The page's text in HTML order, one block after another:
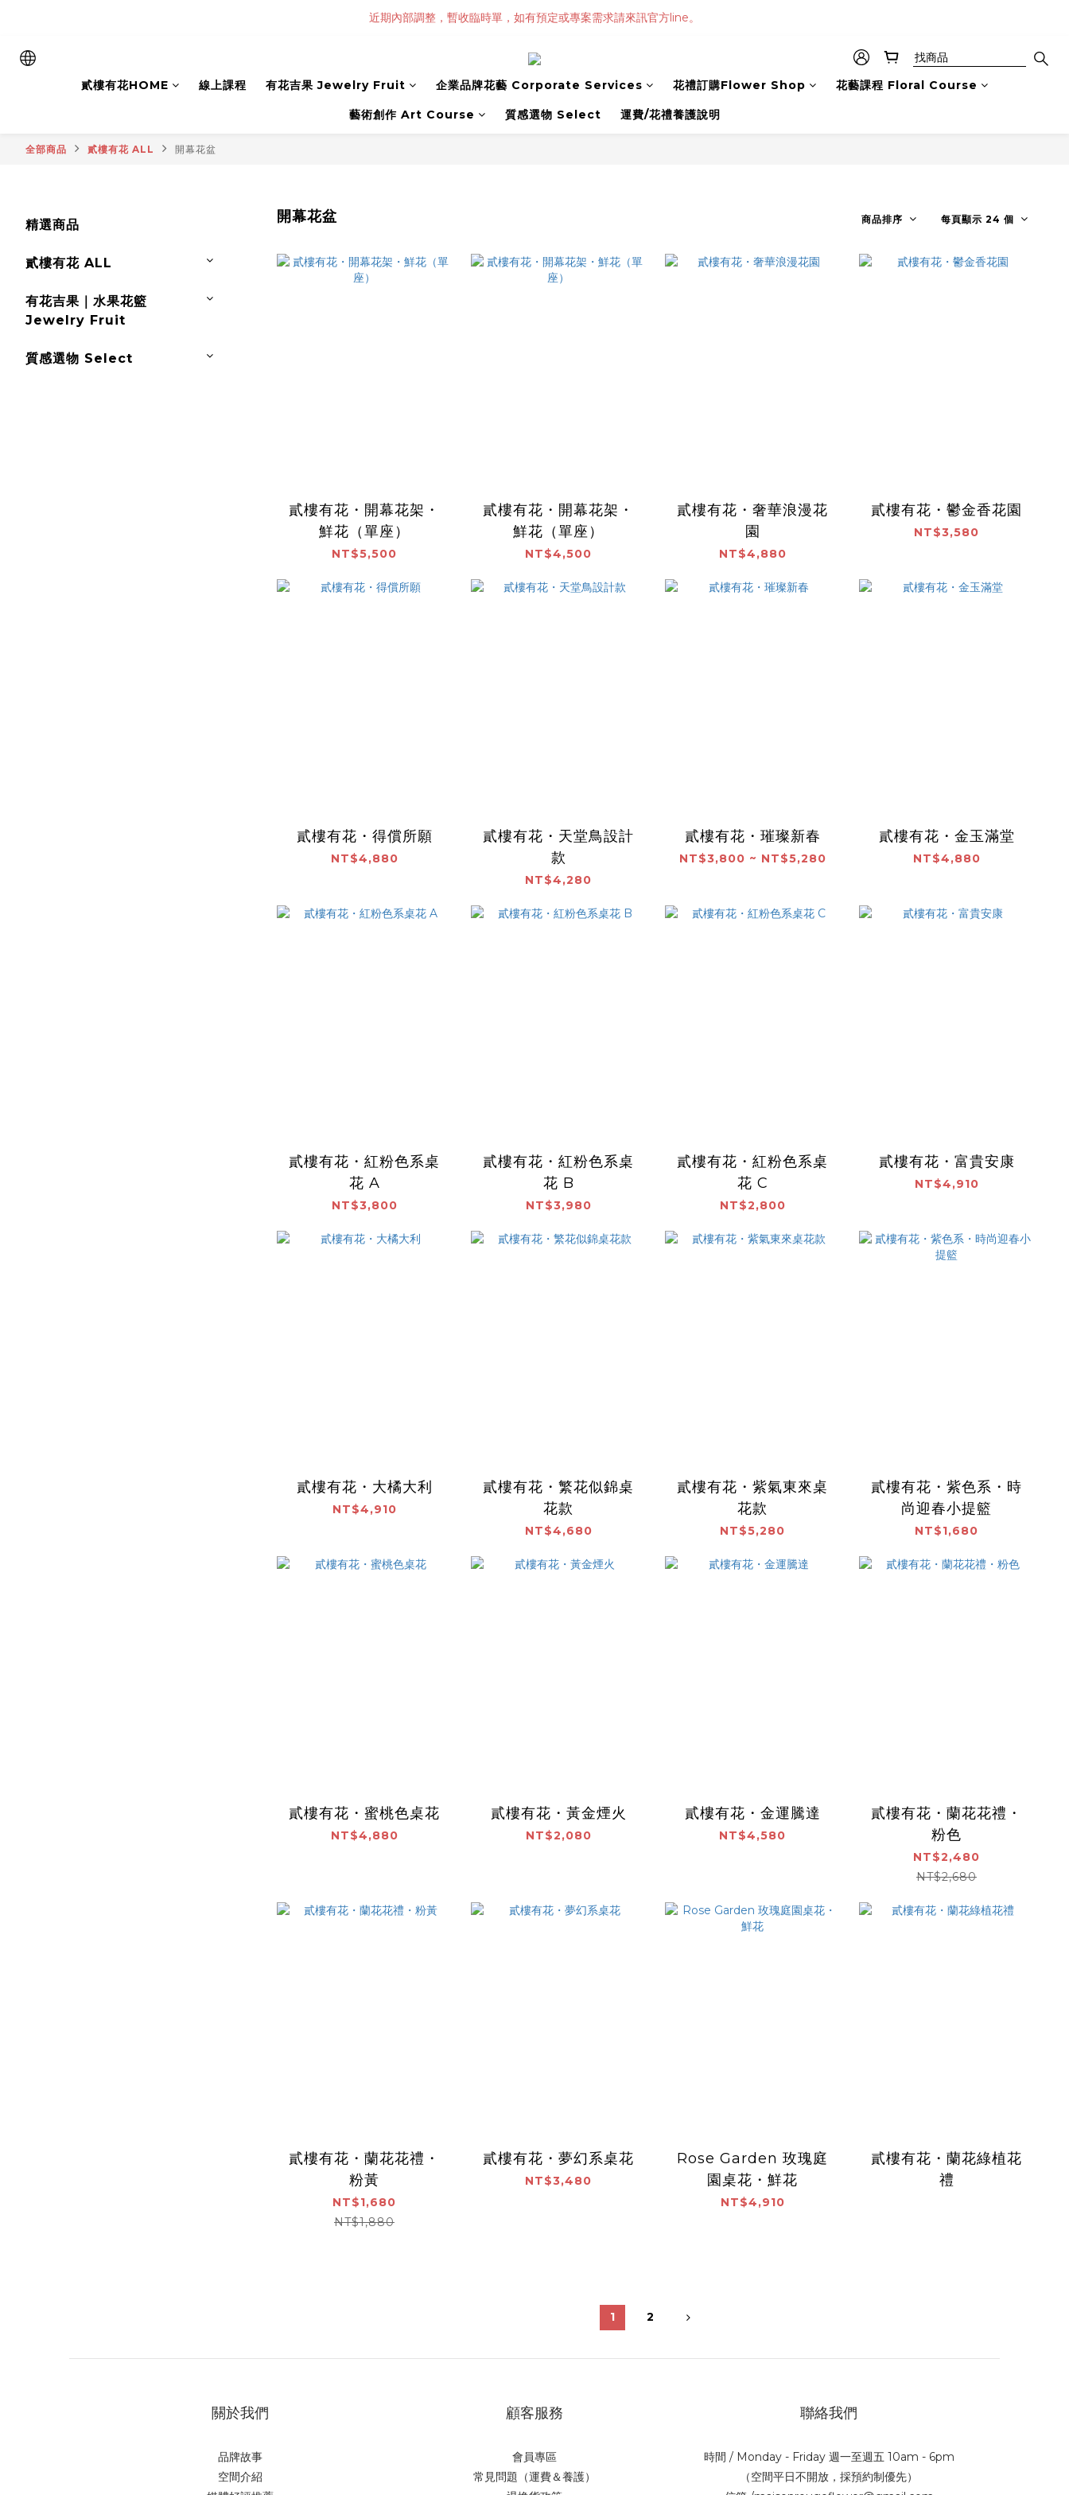
近期內部調整，暫收臨時單，如有預定或專案需求請來訊官方line。
貳樓有花HOME 線上課程 有花吉果 Jewelry Fruit 企業品牌花藝 Corporate Services 花禮訂購Flower Shop 花藝課程 Floral Course
藝術創作 Art Course 質感選物 Select 運費/花禮養護說明
全部商品 貳樓有花 ALL 開幕花盆
精選商品
貳樓有花 ALL
有花吉果｜水果花籃
Jewelry Fruit
質感選物 Select
開幕花盆 商品排序 每頁顯示 24 個
貳樓有花・開幕花架・
鮮花（單座）
NT$5,500
貳樓有花・開幕花架・
鮮花（單座）
NT$4,500
貳樓有花・奢華浪漫花
園
NT$4,880
貳樓有花・鬱金香花園
NT$3,580
貳樓有花・得償所願
NT$4,880
貳樓有花・天堂鳥設計
款
NT$4,280
貳樓有花・璀璨新春
NT$3,800 ~ NT$5,280
貳樓有花・金玉滿堂
NT$4,880
貳樓有花・紅粉色系桌
花 A
NT$3,800
貳樓有花・紅粉色系桌
花 B
NT$3,980
貳樓有花・紅粉色系桌
花 C
NT$2,800
貳樓有花・富貴安康
NT$4,910
貳樓有花・大橘大利
NT$4,910
貳樓有花・繁花似錦桌
花款
NT$4,680
貳樓有花・紫氣東來桌
花款
NT$5,280
貳樓有花・紫色系・時
尚迎春小提籃
NT$1,680
貳樓有花・蜜桃色桌花
NT$4,880
貳樓有花・黃金煙火
NT$2,080
貳樓有花・金運騰達
NT$4,580
貳樓有花・蘭花花禮・
粉色
NT$2,480
NT$2,680
貳樓有花・蘭花花禮・
粉黃
NT$1,680
NT$1,880
貳樓有花・夢幻系桌花
NT$3,480
Rose Garden 玫瑰庭
園桌花・鮮花
NT$4,910
貳樓有花・蘭花綠植花
禮
1 2
關於我們
品牌故事
空間介紹
顧客服務
會員專區
常見問題（運費＆養護）
聯絡我們
時間 / Monday - Friday 週一至週五 10am - 6pm
（空間平日不開放，採預約制優先）